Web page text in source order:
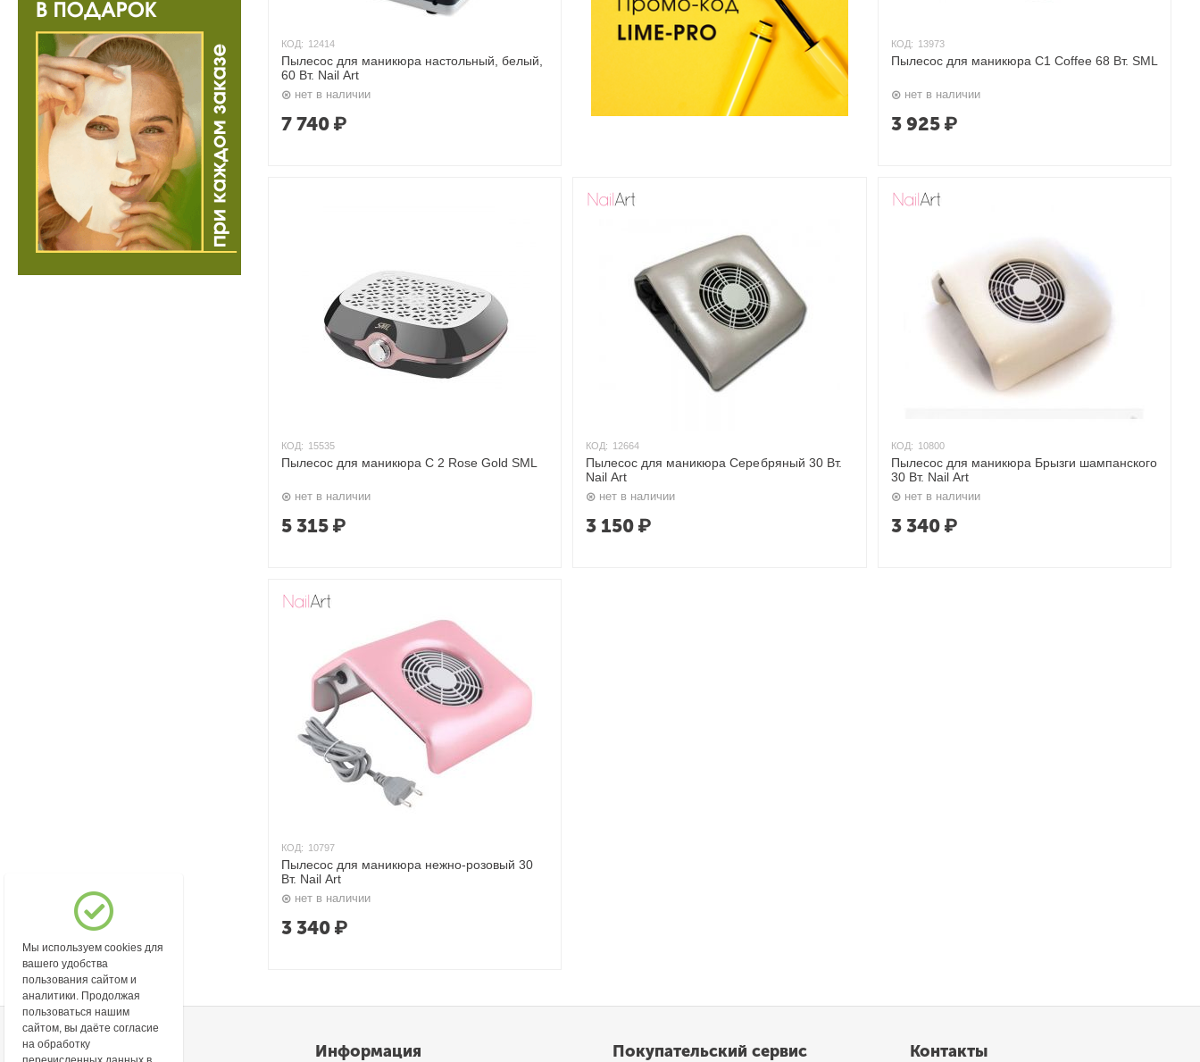
КОД: 12414
Пылесос для маникюра настольный, белый,
60 Вт. Nail Art
нет в наличии
7 740 ₽
КОД: 13973
Пылесос для маникюра C1 Coffee 68 Вт. SML
нет в наличии
3 925 ₽
КОД: 15535
Пылесос для маникюра C 2 Rose Gold SML
нет в наличии
5 315 ₽
КОД: 12664
Пылесос для маникюра Серебряный 30 Вт.
Nail Art
нет в наличии
3 150 ₽
КОД: 10800
Пылесос для маникюра Брызги шампанского
30 Вт. Nail Art
нет в наличии
3 340 ₽
КОД: 10797
Пылесос для маникюра нежно-розовый 30
Вт. Nail Art
нет в наличии
3 340 ₽
Моя учетная запись Информация Покупательский сервис Контакты
Мы используем cookies для
вашего удобства
пользования сайтом и
аналитики. Продолжая
пользоваться нашим
сайтом, вы даёте согласие
на обработку